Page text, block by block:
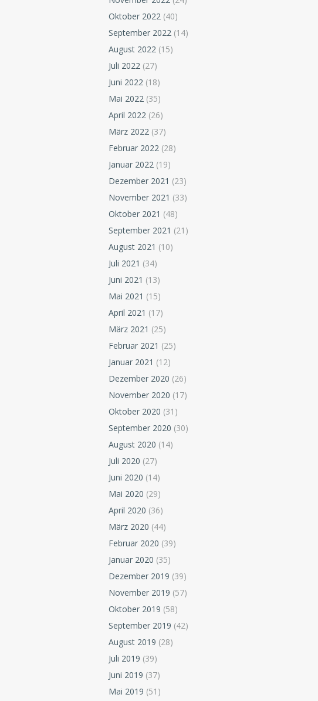
Oktober 2022 (40)
September 2022 (14)
August 2022 (15)
Juli 2022 (27)
Juni 2022 (18)
Mai 2022 (35)
April 2022 (26)
März 2022 (37)
Februar 2022 (28)
Januar 2022 (19)
Dezember 2021 (23)
November 2021 (33)
Oktober 2021 (48)
September 2021 (21)
August 2021 (10)
Juli 2021 (34)
Juni 2021 (13)
Mai 2021 (15)
April 2021 (17)
März 2021 (25)
Februar 2021 (25)
Januar 2021 (12)
Dezember 2020 (26)
November 2020 (17)
Oktober 2020 (31)
September 2020 (30)
August 2020 (14)
Juli 2020 (27)
Juni 2020 (14)
Mai 2020 (29)
April 2020 (36)
März 2020 (44)
Februar 2020 (39)
Januar 2020 (35)
Dezember 2019 (39)
November 2019 (57)
Oktober 2019 (58)
September 2019 (42)
August 2019 (28)
Juli 2019 (39)
Juni 2019 (37)
Mai 2019 (51)